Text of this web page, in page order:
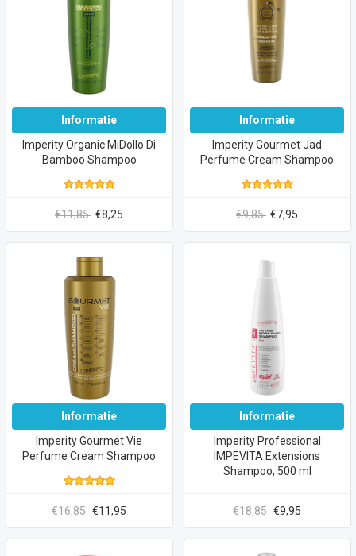
Informatie
Imperity Organic MiDollo Di
Bamboo Shampoo
€11,85 €8,25
Informatie
Imperity Gourmet Jad
Perfume Cream Shampoo
€9,85 €7,95
Informatie
Imperity Gourmet Vie
Perfume Cream Shampoo
€16,85 €11,95
Informatie
Imperity Professional
IMPEVITA Extensions
Shampoo, 500 ml
€18,85 €9,95